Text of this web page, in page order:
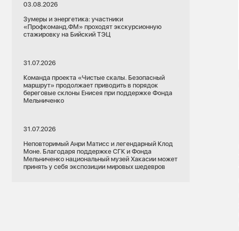
03.08.2026
Зумеры и энергетика: участники
«Профкоманд.ФМ» проходят экскурсионную
стажировку на Бийский ТЭЦ
31.07.2026
Команда проекта «Чистые скалы. Безопасный
маршрут» продолжает приводить в порядок
береговые склоны Енисея при поддержке Фонда
Мельниченко
31.07.2026
Неповторимый Анри Матисс и легендарный Клод
Моне. Благодаря поддержке СГК и Фонда
Мельниченко национальный музей Хакасии может
принять у себя экспозиции мировых шедевров